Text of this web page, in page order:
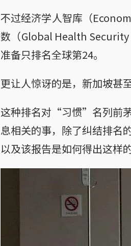
不过经济学人智库（
数（Global Health
准备只排名全球第24。
更让人惊讶的是，新加坡甚
这种排名对“习惯”名列前
息相关的事，除了纠结排名
以及该报告是如何得出这样